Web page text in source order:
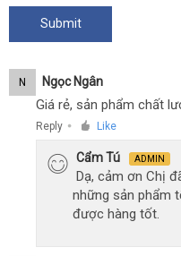
N Ngọc Ngân
Giá rẻ, sản phẩm chất
Reply ● Like
Cẩm Tú ADMIN
Dạ, cảm ơn Chị
những sản phẩm
được hàng tốt.